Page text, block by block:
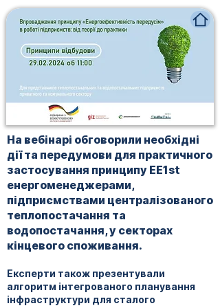
На вебінарі обговорили необхідні
дії та передумови для практичного
застосування принципу EE1st
енергоменеджерами,
підприємствами централізованого
теплопостачання та
водопостачання, у секторах
кінцевого споживання.
Експерти також презентували
алгоритм інтегрованого планування
інфраструктури для сталого